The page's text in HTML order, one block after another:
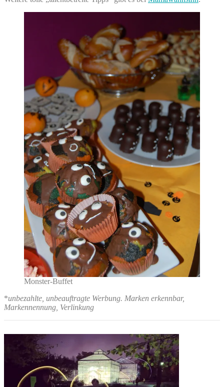
Monster-Buffet
*unbezahlte, unbeauftragte Werbung. Marken erkennbar,
Markennennung, Verlinkung